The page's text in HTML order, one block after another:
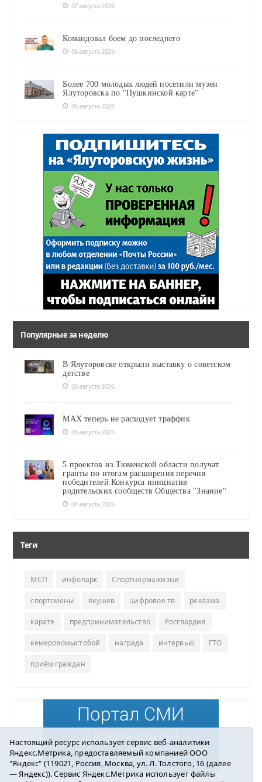
07 августа 2026
Командовал боем до последнего
06 августа 2026
Более 700 молодых людей посетили музеи
Ялуторовска по "Пушкинской карте"
06 августа 2026
Популярные за неделю
В Ялуторовске открыли выставку о советском
детстве
03 августа 2026
MAX теперь не расходует траффик
03 августа 2026
5 проектов из Тюменской области получат
гранты по итогам расширения перечня
победителей Конкурса инициатив
родительских сообществ Общества "Знание"
04 августа 2026
Теги
МСП инфопарк Спортнормажизни
спортсмены якушев цифровое тв реклама
карате предпринимательство Росгвардия
кемеровомыстобой награда интервью ГТО
приём граждан
Настоящий ресурс использует сервис веб-аналитики
Яндекс.Метрика, предоставляемый компанией ООО
"Яндекс" (119021, Россия, Москва, ул. Л. Толстого, 16 (далее
— Яндекс)). Сервис Яндекс.Метрика использует файлы